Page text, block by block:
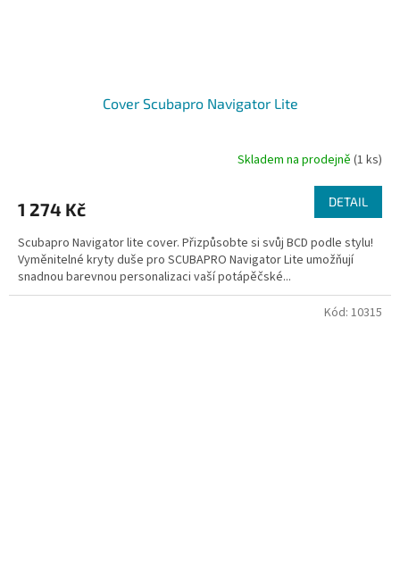
Cover Scubapro Navigator Lite
Skladem na prodejně (1 ks)
1 274 Kč DETAIL
Scubapro Navigator lite cover. Přizpůsobte si svůj BCD podle stylu!
Vyměnitelné kryty duše pro SCUBAPRO Navigator Lite umožňují
snadnou barevnou personalizaci vaší potápěčské...
Kód: 10315